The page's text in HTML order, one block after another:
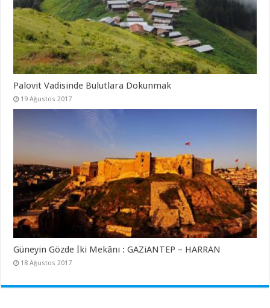
Palovit Vadisinde Bulutlara Dokunmak
19 Ağustos 2017
Güneyin Gözde İki Mekânı : GAZiANTEP – HARRAN
18 Ağustos 2017